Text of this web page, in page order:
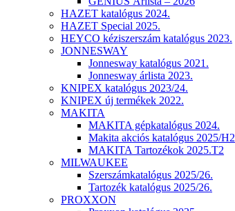
HAZET katalógus 2024.
HAZET Special 2025.
HEYCO kéziszerszám katalógus 2023.
JONNESWAY
Jonnesway katalógus 2021.
Jonnesway árlista 2023.
KNIPEX katalógus 2023/24.
KNIPEX új termékek 2022.
MAKITA
MAKITA gépkatalógus 2024.
Makita akciós katalógus 2025/H2
MAKITA Tartozékok 2025.T2
MILWAUKEE
Szerszámkatalógus 2025/26.
Tartozék katalógus 2025/26.
PROXXON